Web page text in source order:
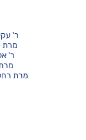
ר'
מרת
ר'
מרת